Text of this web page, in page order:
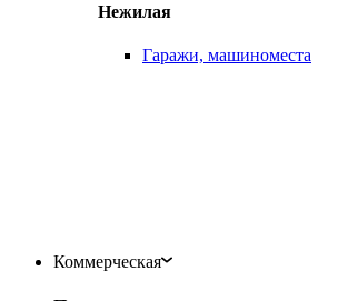
Нежилая
Гаражи, машиноместа
Коммерческая